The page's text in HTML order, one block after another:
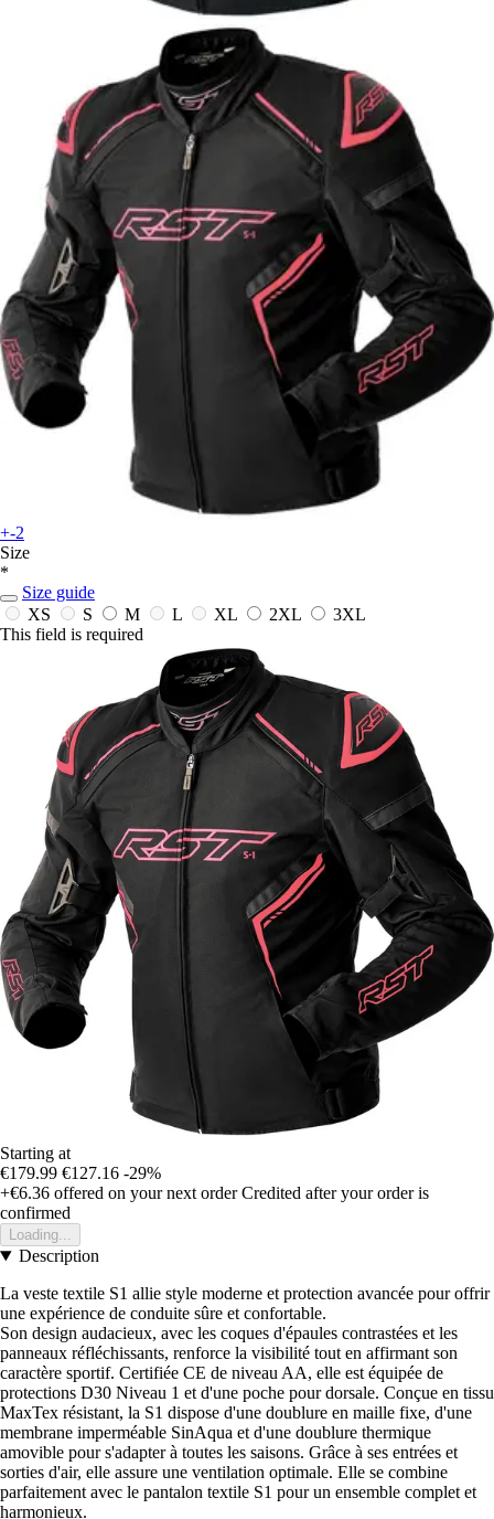
+-2
Size
*
Size guide
XS
S M L XL 2XL
3XL
This field is required
Starting at
€179.99 €127.16 -29%
+€6.36 offered on your next order Credited after your order is
confirmed
Loading...
Description
La veste textile S1 allie style moderne et protection avancée pour offrir
une expérience de conduite sûre et confortable.
Son design audacieux, avec les coques d'épaules contrastées et les
panneaux réfléchissants, renforce la visibilité tout en affirmant son
caractère sportif. Certifiée CE de niveau AA, elle est équipée de
protections D30 Niveau 1 et d'une poche pour dorsale. Conçue en tissu
MaxTex résistant, la S1 dispose d'une doublure en maille fixe, d'une
membrane imperméable SinAqua et d'une doublure thermique
amovible pour s'adapter à toutes les saisons. Grâce à ses entrées et
sorties d'air, elle assure une ventilation optimale. Elle se combine
parfaitement avec le pantalon textile S1 pour un ensemble complet et
harmonieux.